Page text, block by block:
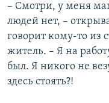
– Смотри, у меня
людей нет, –
говорит кому-то из
житель. – Я на
был. Я никого не
здесь стоять?!